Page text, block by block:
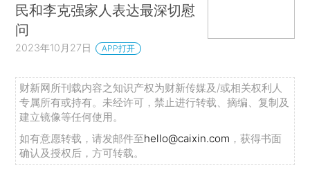
民和李克强家人表达最深切慰
问
2023年10月27日 APP打开
财新网所刊载内容之知识产权为财新传媒及/或相关权利人
专属所有或持有。未经许可，禁止进行转载、摘编、复制及
建立镜像等任何使用。
如有意愿转载，请发邮件至hello@caixin.com ，获得书面
确认及授权后，方可转载。